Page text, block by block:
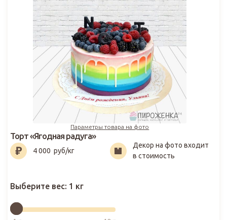
Параметры товара на фото
4 000₽
Торт «Ягодная радуга»
4 000 руб/кг
Декор на фото входит
в стоимость
Выберите вес: 1 кг